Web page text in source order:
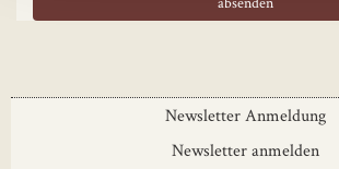
Newsletter Anmeldung
Newsletter anmelden